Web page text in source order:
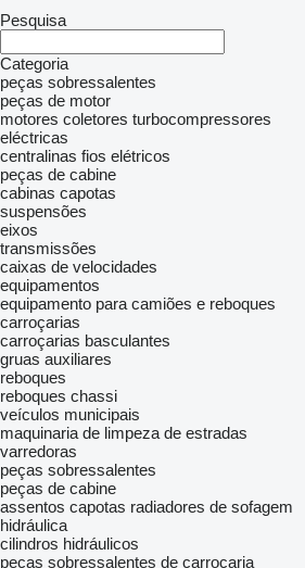
Pesquisa
Categoria
peças sobressalentes
peças de motor
motores coletores turbocompressores
eléctricas
centralinas fios elétricos
peças de cabine
cabinas capotas
suspensões
eixos
transmissões
caixas de velocidades
equipamentos
equipamento para camiões e reboques
carroçarias
carroçarias basculantes
gruas auxiliares
reboques
reboques chassi
veículos municipais
maquinaria de limpeza de estradas
varredoras
peças sobressalentes
peças de cabine
assentos capotas radiadores de sofagem
hidráulica
cilindros hidráulicos
peças sobressalentes de carroçaria